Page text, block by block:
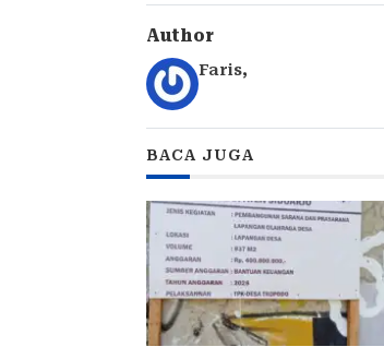
Author
Faris,
BACA JUGA